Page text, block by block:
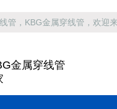
管，KBG金属穿线管，欢迎
金属穿线管